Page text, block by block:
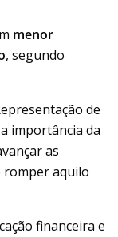
menor
, segundo
de
importância da
as
romper aquilo
financeira e